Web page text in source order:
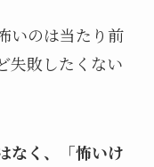
いのは当たり前
失敗したくない
なく、「怖いけ